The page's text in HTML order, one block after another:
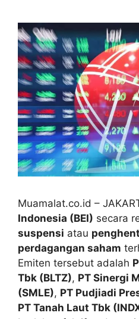
Muamalat.co.id –
Indonesia (BEI) secara
suspensi atau
perdagangan saham
Emiten tersebut adalah
Tbk (BLTZ), PT Sinergi
(SMLE), PT Pudjiadi
PT Tanah Laut Tbk